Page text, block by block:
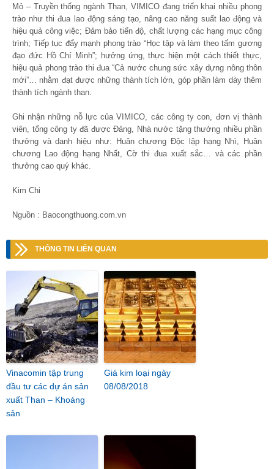
Mỏ – Truyền thống ngành Than, VIMICO đang triển khai nhiều phong
trào như thi đua lao động sáng tạo, nâng cao năng suất lao động và
hiệu quả công việc; Đảm bảo tiến độ, chất lượng các hạng mục công
trình; Tiếp tục đẩy mạnh phong trào “Học tập và làm theo tấm gương
đạo đức Hồ Chí Minh”; hưởng ứng, thực hiện một cách thiết thực,
hiệu quả phong trào thi đua “Cả nước chung sức xây dựng nông thôn
mới”… nhằm đạt được những thành tích lớn, góp phần làm dày thêm
thành tích ngành than.
Ghi nhận những nỗ lực của VIMICO, các công ty con, đơn vị thành
viên, tổng công ty đã được Đảng, Nhà nước tặng thưởng nhiều phần
thưởng và danh hiệu như: Huân chương Độc lập hạng Nhì, Huân
chương Lao động hạng Nhất, Cờ thi đua xuất sắc… và các phần
thưởng cao quý khác.
Kim Chi
Nguồn : Baocongthuong.com.vn
THÔNG TIN LIÊN QUAN
Vinacomin tập trung
đầu tư các dự án sản
xuất Than – Khoáng
sản
Giá kim loại ngày
08/08/2018